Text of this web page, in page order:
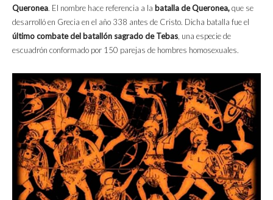
Queronea. El nombre hace referencia a la batalla de Queronea,que se
desarrolló en Grecia en el año 338 antes de Cristo. Dicha batalla fue el
último combate del batallón sagrado de Tebas, una especie de
escuadrón conformado por 150 parejas de hombres homosexuales.